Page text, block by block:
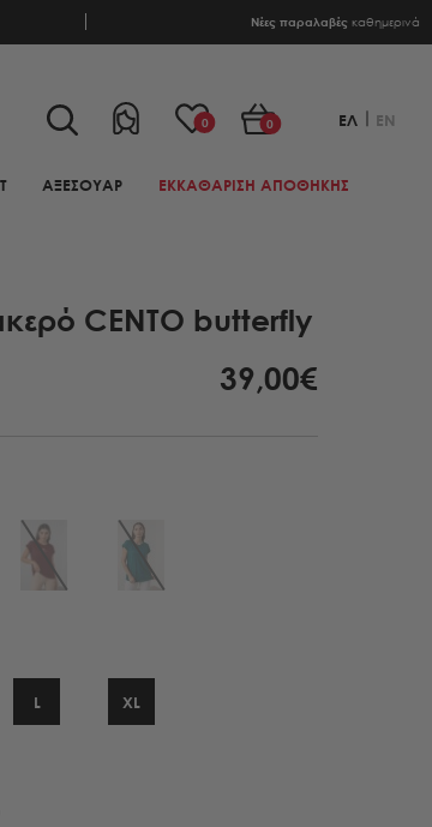
Νέες παραλαβές καθημερινά
0 0 ΕΛ EN
ΑΞΕΣΟΥΑΡ ΕΚΚΑΘΑΡΙΣΗ ΑΠΟΘΗΚΗΣ
CENTO butterfly
39,00€
L XL